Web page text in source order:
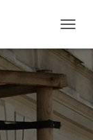
R
Z
Ł
Ą
C